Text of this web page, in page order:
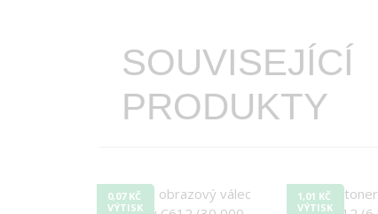
SOUVISEJÍCÍ
PRODUKTY
0,07 KČ
VÝTISK
1,01 KČ
VÝTISK